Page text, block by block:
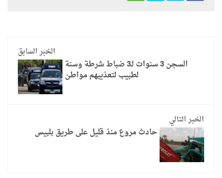
الخبر السابق
السجن 3 سنوات لـ3 ضباط شرطة وسنة
لطبيب لتعذيبهم مواطن
الخبر التالي
حادث مروع منذ قليل على طريق بلبيس